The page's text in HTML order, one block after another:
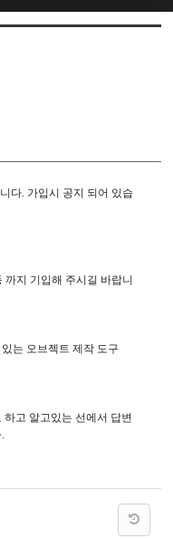
다. 가입시 공지 되어 있습
까지 기입해 주시길 바랍니
는 오브젝트 제작 도구
고 알고있는 선에서 답변
5
북5